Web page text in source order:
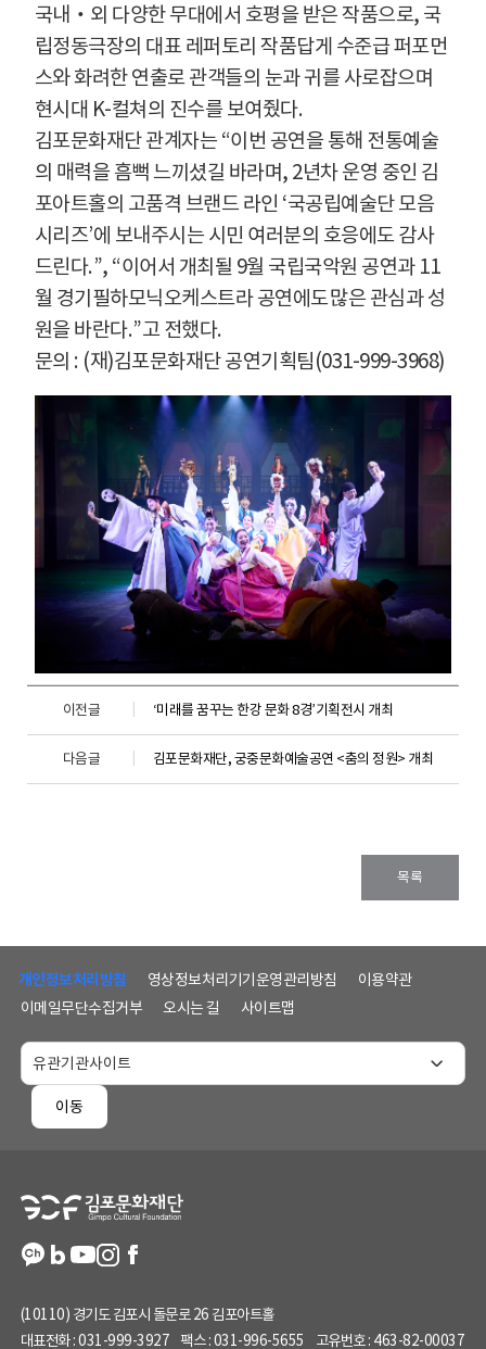
국내 ‧ 외 다양한 무대에서 호평을 받은 작품으로, 국
립정동극장의 대표 레퍼토리 작품답게 수준급 퍼포먼
스와 화려한 연출로 관객들의 눈과 귀를 사로잡으며
현시대 K-컬쳐의 진수를 보여줬다.
김포문화재단 관계자는“이번 공연을 통해 전통예술
의 매력을 흠뻑 느끼셨길 바라며, 2년차 운영 중인 김
포아트홀의 고품격 브랜드 라인 ‘국공립예술단 모음
시리즈’에 보내주시는 시민 여러분의 호응에도 감사
드린다.”, “이어서 개최될 9월 국립국악원 공연과 11
월 경기필하모닉오케스트라 공연에도많은 관심과 성
원을 바란다.”고 전했다.
문의 : (재)김포문화재단 공연기획팀(031-999-3968)
이전글 ‘미래를 꿈꾸는 한강 문화 8경’기획전시 개최
다음글 김포문화재단, 궁중문화예술공연 <춤의 정원> 개최
목록
개인정보처리방침 영상정보처리기기운영관리방침
이용약관
이메일무단수집거부
오시는 길 사이트맵
이동
(10110) 경기도 김포시 돌문로 26 김포아트홀
대표전화 :031-999-3927 팩스 :031-996-5655 고유번호 : 463-82-00037